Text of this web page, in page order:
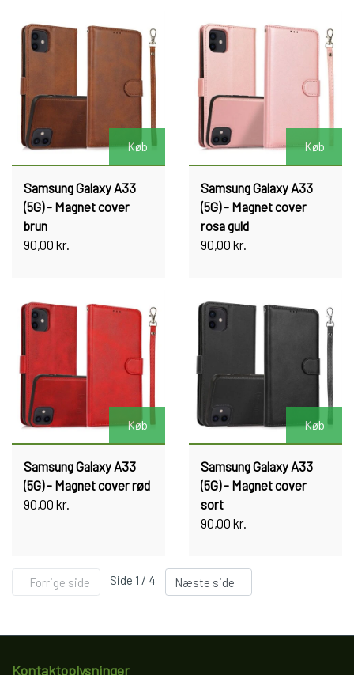
Køb
Samsung Galaxy A33
(5G) - Magnet cover
brun
90,00 kr.
Køb
Samsung Galaxy A33
(5G) - Magnet cover
rosa guld
90,00 kr.
Køb
Samsung Galaxy A33
(5G) - Magnet cover rød
90,00 kr.
Køb
Samsung Galaxy A33
(5G) - Magnet cover
sort
90,00 kr.
Forrige side Side 1 / 4 Næste side
Kontaktoplysninger